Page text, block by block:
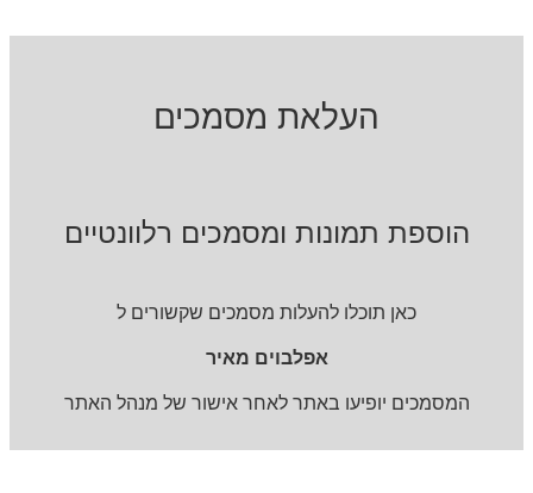
העלאת מסמכים
הוספת תמונות ומסמכים רלוונטיים
כאן תוכלו להעלות מסמכים שקשורים ל
אפלבוים מאיר
המסמכים יופיעו באתר לאחר אישור של מנהל האתר